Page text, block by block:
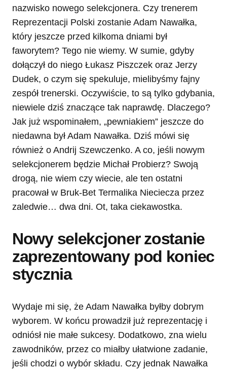
nazwisko nowego selekcjonera. Czy trenerem
Reprezentacji Polski zostanie Adam Nawałka,
który jeszcze przed kilkoma dniami był
faworytem? Tego nie wiemy. W sumie, gdyby
dołączył do niego Łukasz Piszczek oraz Jerzy
Dudek, o czym się spekuluje, mielibyśmy fajny
zespół trenerski. Oczywiście, to są tylko gdybania,
niewiele dziś znaczące tak naprawdę. Dlaczego?
Jak już wspominałem, „pewniakiem” jeszcze do
niedawna był Adam Nawałka. Dziś mówi się
również o Andrij Szewczenko. A co, jeśli nowym
selekcjonerem będzie Michał Probierz? Swoją
drogą, nie wiem czy wiecie, ale ten ostatni
pracował w Bruk-Bet Termalika Nieciecza przez
zaledwie… dwa dni. Ot, taka ciekawostka.
Nowy selekcjoner zostanie
zaprezentowany pod koniec
stycznia
Wydaje mi się, że Adam Nawałka byłby dobrym
wyborem. W końcu prowadził już reprezentację i
odniósł nie małe sukcesy. Dodatkowo, zna wielu
zawodników, przez co miałby ułatwione zadanie,
jeśli chodzi o wybór składu. Czy jednak Nawałka